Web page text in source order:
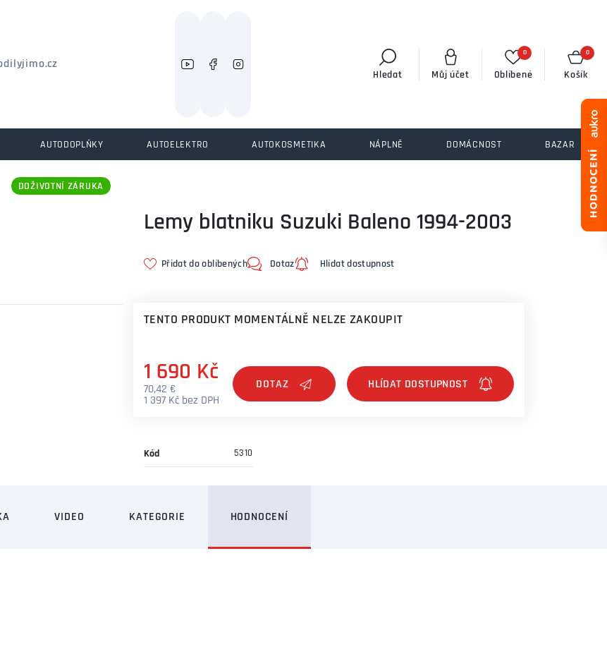
Hledat Můj účet
0
Oblíbené
0
Košík
AUTODOPLŇKY AUTOELEKTRO AUTOKOSMETIKA NÁPLNĚ DOMÁCNOST BAZAR
DOŽIVOTNÍ ZÁRUKA
Lemy blatniku Suzuki Baleno 1994-2003
Přidat do oblíbených Dotaz Hlídat dostupnost
TENTO PRODUKT MOMENTÁLNĚ NELZE ZAKOUPIT
1 690 Kč
70,42 €
1 397 Kč bez DPH
DOTAZ
Kód 5310
VIDEO KATEGORIE HODNOCENÍ
Můžeme vám pomoci něco najít?